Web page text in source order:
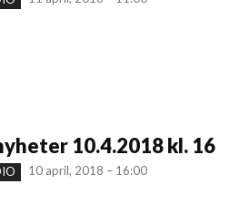
10.4.2018 kl. 16
10 april, 2018 – 16:00